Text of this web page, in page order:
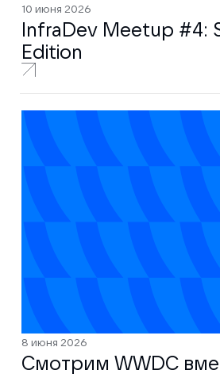
10 июня 2026
InfraDev Meetup #4:
Edition
8 июня 2026
Смотрим WWDC